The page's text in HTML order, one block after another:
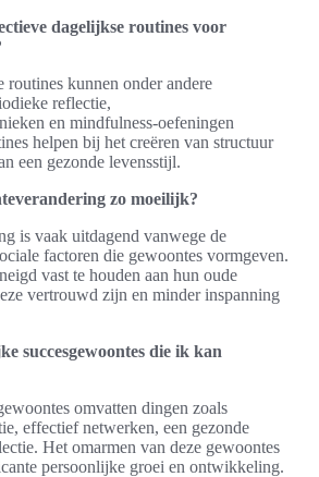
dagelijkse routines voor
routines kunnen onder andere
reflectie,
en mindfulness-oefeningen
helpen bij het creëren van structuur
een gezonde levensstijl.
zo moeilijk?
is vaak uitdagend vanwege de
factoren die gewoontes vormgeven.
vast te houden aan hun oude
vertrouwd zijn en minder inspanning
succesgewoontes die ik kan
omvatten dingen zoals
effectief netwerken, een gezonde
Het omarmen van deze gewoontes
persoonlijke groei en ontwikkeling.